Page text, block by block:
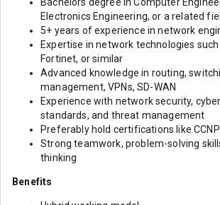
Electronics Engineering, or a related
5+ years of experience in network
Expertise in network technologies
Fortinet, or similar
Advanced knowledge in routing,
management, VPNs, SD-WAN
Experience with network security,
standards, and threat management
Preferably hold certifications like
Strong teamwork, problem-solving
thinking
Benefits